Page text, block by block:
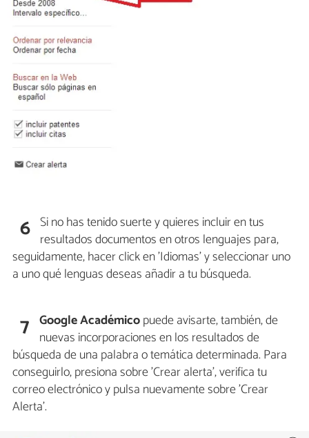
6 Si no has tenido suerte y quieres incluir en tus
resultados documentos en otros lenguajes para,
seguidamente, hacer click en 'Idiomas' y seleccionar uno
a uno qué lenguas deseas añadir a tu búsqueda.
7 Google Académicopuede avisarte, también, de
nuevas incorporaciones en los resultados de
búsqueda de una palabra o temática determinada. Para
conseguirlo, presiona sobre 'Crear alerta', verifica tu
correo electrónico y pulsa nuevamente sobre 'Crear
Alerta'.